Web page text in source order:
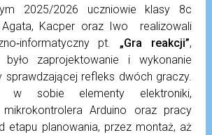
2025/2026 uczniowie klasy 8c
Agata, Kacper oraz Iwo realizowali
pt. „Gra reakcji”,
zaprojektowanie i wykonanie
sprawdzającej refleks dwóch graczy.
w sobie elementy elektroniki,
mikrokontrolera Arduino oraz pracy
etapu planowania, przez montaż, aż